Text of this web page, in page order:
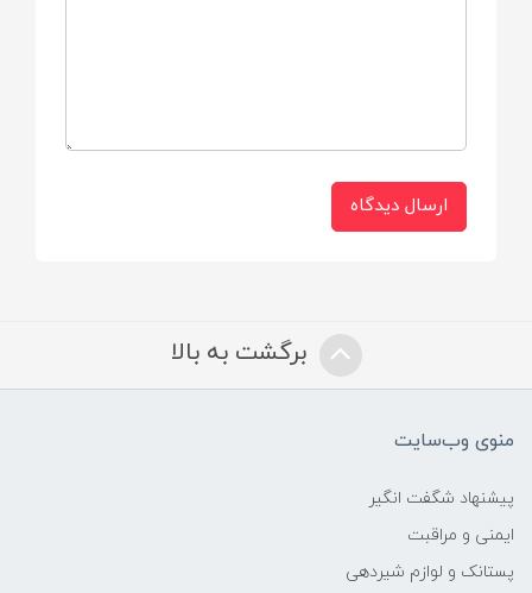
ارسال دیدگاه
برگشت به بالا
منوی وب‌سایت
پیشنهاد شگفت انگیر
ایمنی و مراقبت
پستانک و لوازم شیردهی